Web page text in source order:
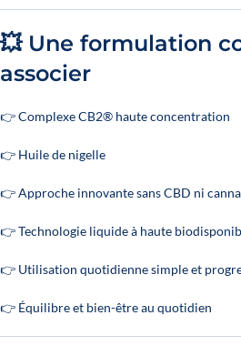
💥 Une formulation
associer
👉 Complexe CB2® haute concentration
👉 Huile de nigelle
👉 Approche innovante sans CBD ni
👉 Technologie liquide à haute
👉 Utilisation quotidienne simple et
👉 Équilibre et bien-être au quotidien